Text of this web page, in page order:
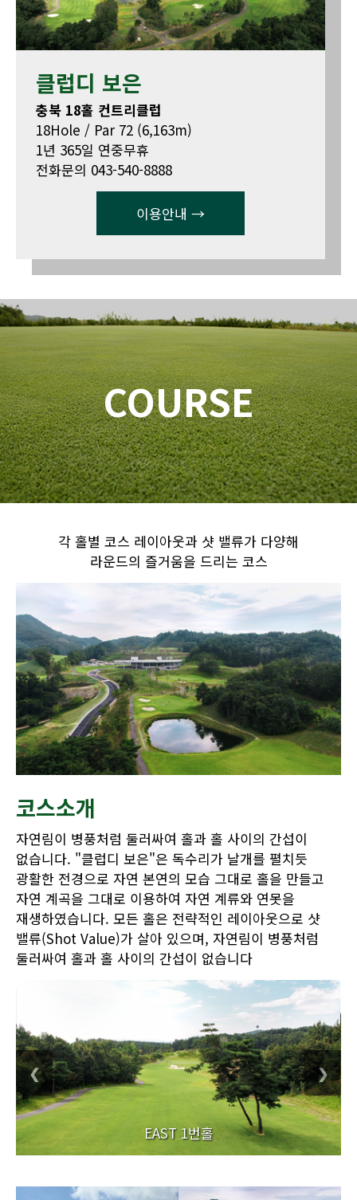
클럽디 보은
충북 18홀 컨트리클럽
18Hole / Par 72 (6,163m)
1년 365일 연중무휴
전화문의 043-540-8888
이용안내 →
COURSE
각 홀별 코스 레이아웃과 샷 밸류가 다양해
라운드의 즐거움을 드리는 코스
코스소개
자연림이 병풍처럼 둘러싸여 홀과 홀 사이의 간섭이
없습니다. "클럽디 보은"은 독수리가 날개를 펼치듯
광활한 전경으로 자연 본연의 모습 그대로 홀을 만들고
자연 계곡을 그대로 이용하여 자연 계류와 연못을
재생하였습니다. 모든 홀은 전략적인 레이아웃으로 샷
밸류(Shot Value)가 살아 있으며, 자연림이 병풍처럼
둘러싸여 홀과 홀 사이의 간섭이 없습니다
EAST 1번홀
❮ ❯